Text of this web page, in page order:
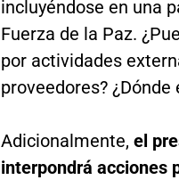
incluyéndose en una
Fuerza de la Paz.
por actividades
proveedores?
Adicionalmente, el
interpondrá acciones